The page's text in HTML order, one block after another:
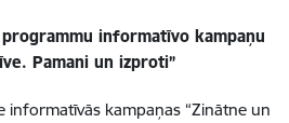
informatīvo kampaņu
Pamani un izproti”
informatīvās kampaņas “Zinātne un